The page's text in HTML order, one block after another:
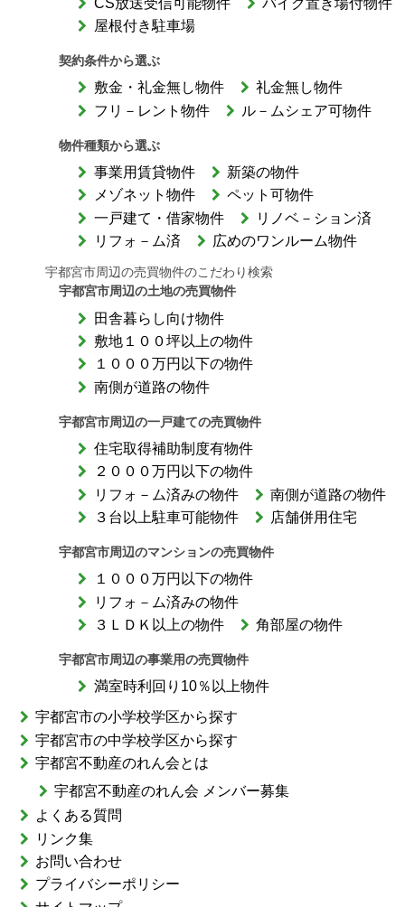
CS放送受信可能物件
バイク置き場付物件
屋根付き駐車場
契約条件から選ぶ
敷金・礼金無し物件
礼金無し物件
フリ－レント物件
ル－ムシェア可物件
物件種類から選ぶ
事業用賃貸物件
新築の物件
メゾネット物件
ペット可物件
一戸建て・借家物件
リノベ－ション済
リフォ－ム済
広めのワンルーム物件
宇都宮市周辺の売買物件のこだわり検索
宇都宮市周辺の土地の売買物件
田舎暮らし向け物件
敷地１００坪以上の物件
１０００万円以下の物件
南側が道路の物件
宇都宮市周辺の一戸建ての売買物件
住宅取得補助制度有物件
２０００万円以下の物件
リフォ－ム済みの物件
南側が道路の物件
３台以上駐車可能物件
店舗併用住宅
宇都宮市周辺のマンションの売買物件
１０００万円以下の物件
リフォ－ム済みの物件
３ＬＤＫ以上の物件
角部屋の物件
宇都宮市周辺の事業用の売買物件
満室時利回り10％以上物件
宇都宮市の小学校学区から探す
宇都宮市の中学校学区から探す
宇都宮不動産のれん会とは
宇都宮不動産のれん会 メンバー募集
よくある質問
リンク集
お問い合わせ
プライバシーポリシー